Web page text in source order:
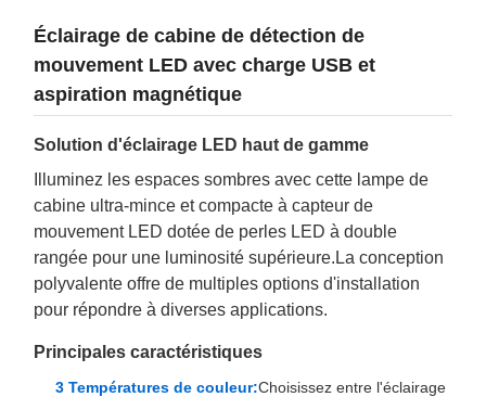
Éclairage de cabine de détection de
mouvement LED avec charge USB et
aspiration magnétique
Solution d'éclairage LED haut de gamme
Illuminez les espaces sombres avec cette lampe de
cabine ultra-mince et compacte à capteur de
mouvement LED dotée de perles LED à double
rangée pour une luminosité supérieure.La conception
polyvalente offre de multiples options d'installation
pour répondre à diverses applications.
Principales caractéristiques
3 Températures de couleur:Choisissez entre l'éclairage